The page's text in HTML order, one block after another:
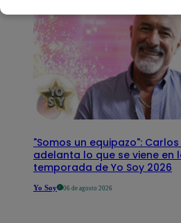
"Somos un equipazo":
adelanta lo que se viene en
temporada de Yo Soy 2026
Yo Soy 06 de agosto 2026